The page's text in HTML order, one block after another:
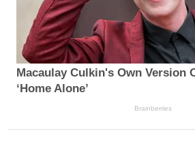
Macaulay Culkin's Own Version
‘Home Alone’
Brainberries